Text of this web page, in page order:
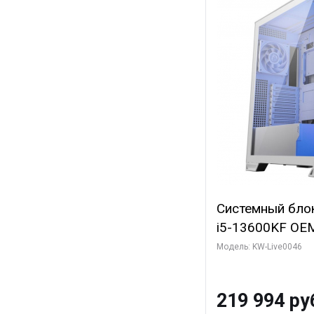
Системный
i5-13600KF
7, C14 8EC/
SSD)
Модель: KW-Live0046
219 994